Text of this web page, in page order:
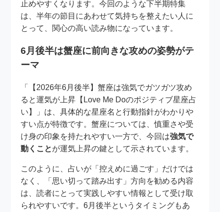
止めやすくなります。今回のような下半期特集
は、半年の節目にあわせて気持ちを整えたい人に
とって、関心の高い読み物になっています。
6月後半は蟹座に前向きな攻めの姿勢がテ
ーマ
「【2026年6月後半】蟹座は強気でガツガツ攻め
ると運気が上昇【Love Me Doのポジティブ星座占
い】」は、具体的な星座名と行動指針がわかりや
すい点が特徴です。蟹座については、慎重さや受
け身の印象を持たれやすい一方で、今回は強気で
動くことが運気上昇の鍵として示されています。
このように、占いが「控えめに過ごす」だけでは
なく、「思い切って踏み出す」方向を勧める内容
は、読者にとって実践しやすい情報として受け取
られやすいです。6月後半というタイミングもあ